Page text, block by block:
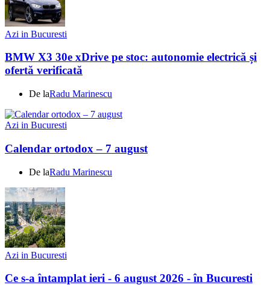
Azi in Bucuresti
BMW X3 30e xDrive pe stoc: autonomie electrică și
ofertă verificată
De laRadu Marinescu
Azi in Bucuresti
Calendar ortodox – 7 august
De laRadu Marinescu
Azi in Bucuresti
Ce s-a întamplat ieri - 6 august 2026 - în Bucuresti